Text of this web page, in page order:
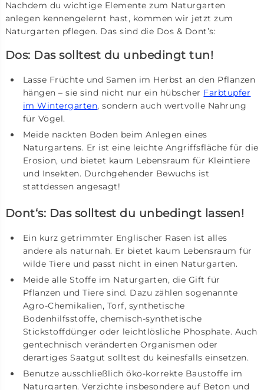
Nachdem du wichtige Elemente zum Naturgarten
anlegen kennengelernt hast, kommen wir jetzt zum
Naturgarten pflegen. Das sind die Dos & Dont’s:
Dos: Das solltest du unbedingt tun!
Lasse Früchte und Samen im Herbst an den Pflanzen
hängen – sie sind nicht nur ein hübscher Farbtupfer
im Wintergarten, sondern auch wertvolle Nahrung
für Vögel.
Meide nackten Boden beim Anlegen eines
Naturgartens. Er ist eine leichte Angriffsfläche für die
Erosion, und bietet kaum Lebensraum für Kleintiere
und Insekten. Durchgehender Bewuchs ist
stattdessen angesagt!
Dont‘s: Das solltest du unbedingt lassen!
Ein kurz getrimmter Englischer Rasen ist alles
andere als naturnah. Er bietet kaum Lebensraum für
wilde Tiere und passt nicht in einen Naturgarten.
Meide alle Stoffe im Naturgarten, die Gift für
Pflanzen und Tiere sind. Dazu zählen sogenannte
Agro-Chemikalien, Torf, synthetische
Bodenhilfsstoffe, chemisch-synthetische
Stickstoffdünger oder leichtlösliche Phosphate. Auch
gentechnisch veränderten Organismen oder
derartiges Saatgut solltest du keinesfalls einsetzen.
Benutze ausschließlich öko-korrekte Baustoffe im
Naturgarten. Verzichte insbesondere auf Beton und